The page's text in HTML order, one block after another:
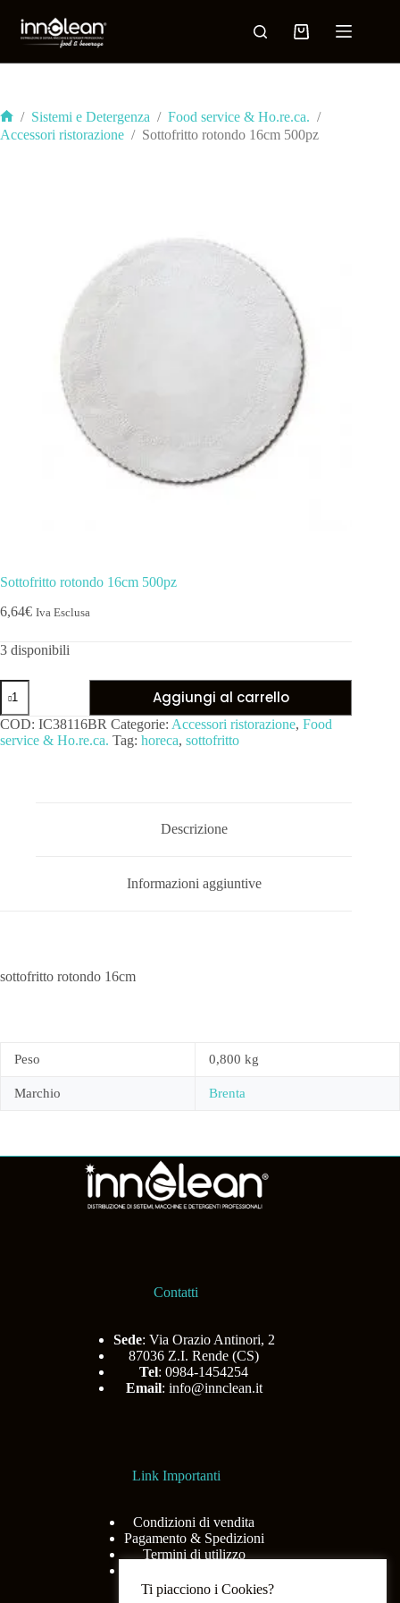
/ Sistemi e Detergenza / Food service & Ho.re.ca. /
Accessori ristorazione / Sottofritto rotondo 16cm 500pz
Sottofritto rotondo 16cm 500pz
6,64€ Iva Esclusa
3 disponibili
Aggiungi al carrello
COD: IC38116BR Categorie: Accessori ristorazione, Food
service & Ho.re.ca. Tag: horeca, sottofritto
Descrizione
Informazioni aggiuntive
sottofritto rotondo 16cm
Peso 0,800 kg
Marchio Brenta
Contatti
Sede: Via Orazio Antinori, 2
87036 Z.I. Rende (CS)
Tel: 0984-1454254
Email: info@innclean.it
Link Importanti
Condizioni di vendita
Pagamento & Spedizioni
Termini di utilizzo
Ti piacciono i Cookies?